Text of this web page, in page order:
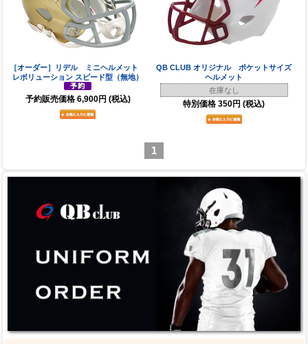
［オーダー］リデル ミニヘルメット
レボリューション スピード型（無地）
予約販売価格 6,900円 (税込)
QB CLUB オリジナル ポケットサイズ
ヘルメット
在庫なし
特別価格 350円 (税込)
1